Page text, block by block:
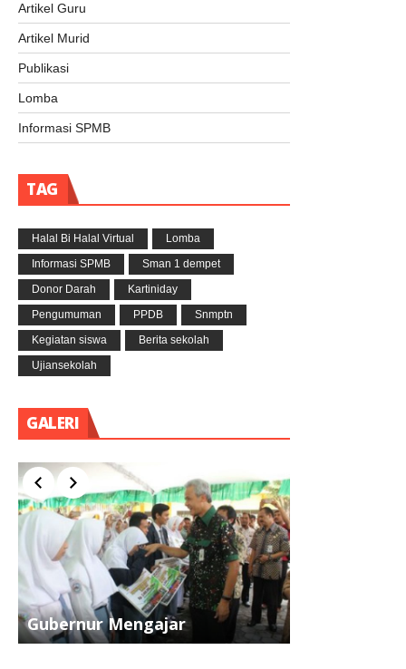
Artikel Guru
Artikel Murid
Publikasi
Lomba
Informasi SPMB
TAG
Halal Bi Halal Virtual
Lomba
Informasi SPMB
Sman 1 dempet
Donor Darah
Kartiniday
Pengumuman
PPDB
Snmptn
Kegiatan siswa
Berita sekolah
Ujiansekolah
GALERI
Gubernur Mengajar